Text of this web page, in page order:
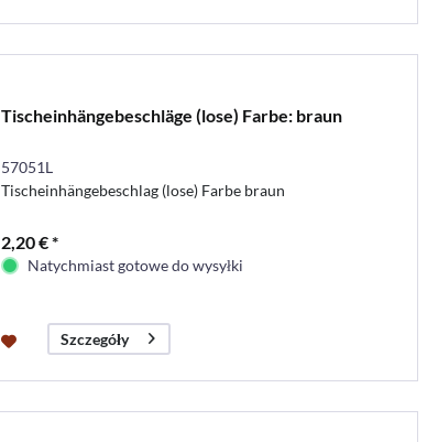
Tischeinhängebeschläge (lose) Farbe: braun
57051L
Tischeinhängebeschlag (lose) Farbe braun
2,20 € *
Natychmiast gotowe do wysyłki
Szczegóły